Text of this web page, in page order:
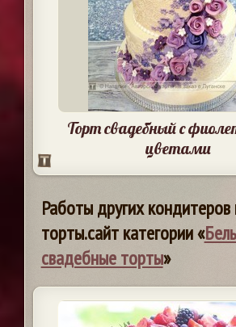
Торт свадебный с
цветами
Работы других кондитеров
торты.сайт категории «
свадебные торты»